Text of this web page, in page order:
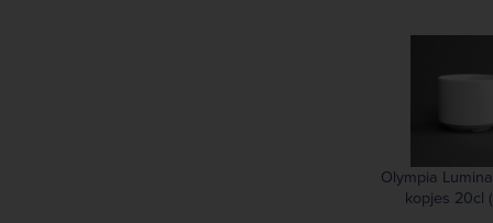
Olympia
kopjes 20cl